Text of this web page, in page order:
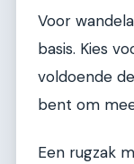
Voor
basis. Kies
voldoende
bent om
Een rugzak